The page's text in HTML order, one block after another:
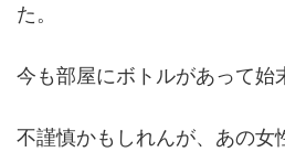
た。
今も部屋にボトルがあって始
不謹慎かもしれんが、あの女